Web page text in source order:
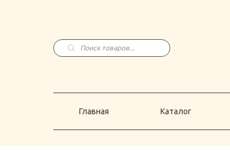
Поиск
товаров
Главная Каталог